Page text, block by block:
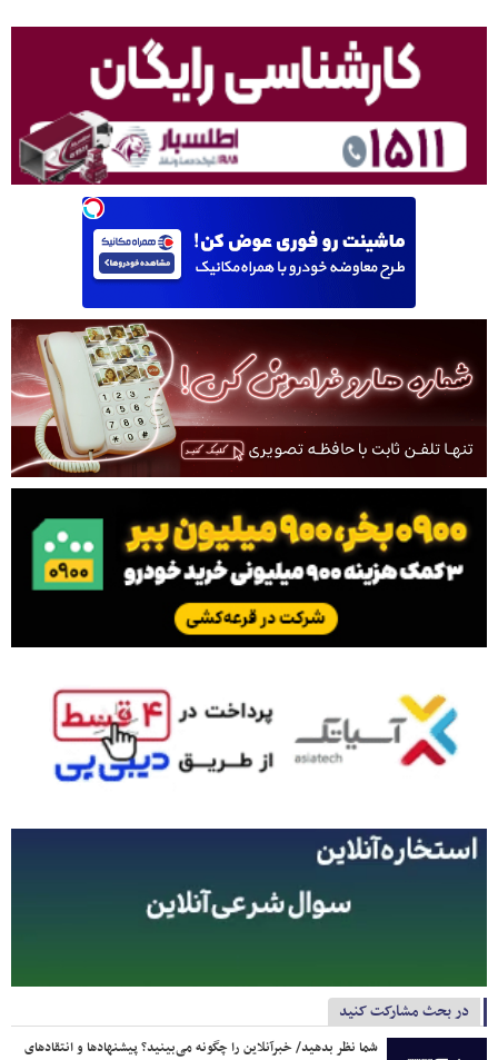
در بحث مشارکت کنید
شما نظر بدهید/ خبرآنلاین را چگونه می‌بینید؟ پیشنهادها و انتقادهای